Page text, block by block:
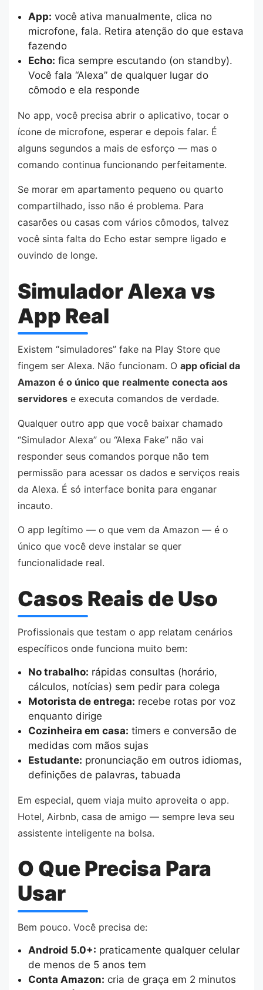
App: você ativa manualmente, clica no
microfone, fala. Retira atenção do que estava
fazendo
Echo: fica sempre escutando (on standby).
Você fala “Alexa” de qualquer lugar do
cômodo e ela responde
No app, você precisa abrir o aplicativo, tocar o
ícone de microfone, esperar e depois falar. É
alguns segundos a mais de esforço — mas o
comando continua funcionando perfeitamente.
Se morar em apartamento pequeno ou quarto
compartilhado, isso não é problema. Para
casarões ou casas com vários cômodos, talvez
você sinta falta do Echo estar sempre ligado e
ouvindo de longe.
Simulador Alexa vs
App Real
Existem “simuladores” fake na Play Store que
fingem ser Alexa. Não funcionam. O app oficial da
Amazon é o único que realmente conecta aos
servidores e executa comandos de verdade.
Qualquer outro app que você baixar chamado
“Simulador Alexa” ou “Alexa Fake” não vai
responder seus comandos porque não tem
permissão para acessar os dados e serviços reais
da Alexa. É só interface bonita para enganar
incauto.
O app legítimo — o que vem da Amazon — é o
único que você deve instalar se quer
funcionalidade real.
Casos Reais de Uso
Profissionais que testam o app relatam cenários
específicos onde funciona muito bem:
No trabalho: rápidas consultas (horário,
cálculos, notícias) sem pedir para colega
Motorista de entrega: recebe rotas por voz
enquanto dirige
Cozinheira em casa: timers e conversão de
medidas com mãos sujas
Estudante: pronunciação em outros idiomas,
definições de palavras, tabuada
Em especial, quem viaja muito aproveita o app.
Hotel, Airbnb, casa de amigo — sempre leva seu
assistente inteligente na bolsa.
O Que Precisa Para
Usar
Bem pouco. Você precisa de:
Android 5.0+: praticamente qualquer celular
de menos de 5 anos tem
Conta Amazon: cria de graça em 2 minutos